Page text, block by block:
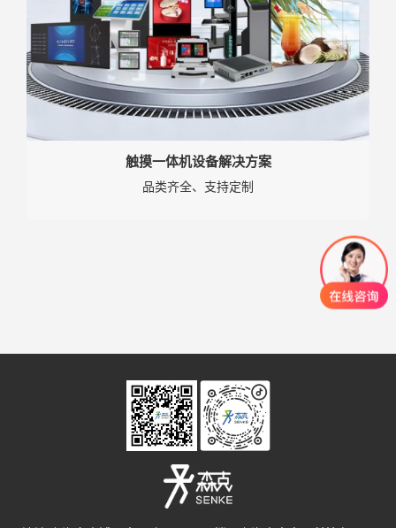
触摸一体机设备解决方案
品类齐全、支持定制